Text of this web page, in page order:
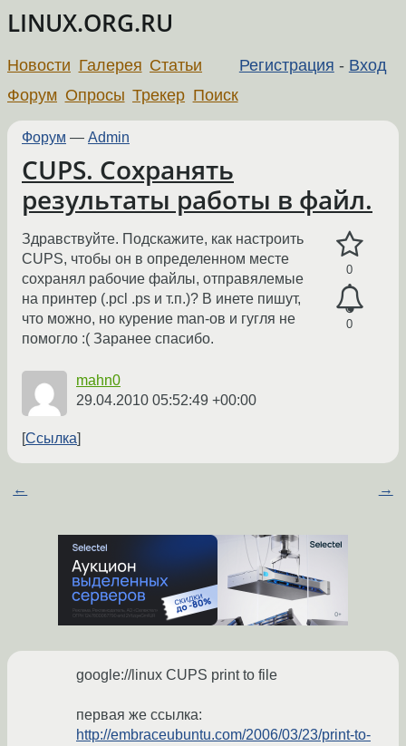
LINUX.ORG.RU
Регистрация - Вход
Новости Галерея Статьи
Форум Опросы Трекер Поиск
Форум — Admin
CUPS. Сохранять
результаты работы в файл.
0
0
Здравствуйте. Подскажите, как настроить
CUPS, чтобы он в определенном месте
сохранял рабочие файлы, отправялемые
на принтер (.pcl .ps и т.п.)? В инете пишут,
что можно, но курение man-ов и гугля не
помогло :( Заранее спасибо.
mahn0
29.04.2010 05:52:49 +00:00
Ссылка
← →
google://linux CUPS print to file
первая же ссылка:
http://embraceubuntu.com/2006/03/23/print-to-